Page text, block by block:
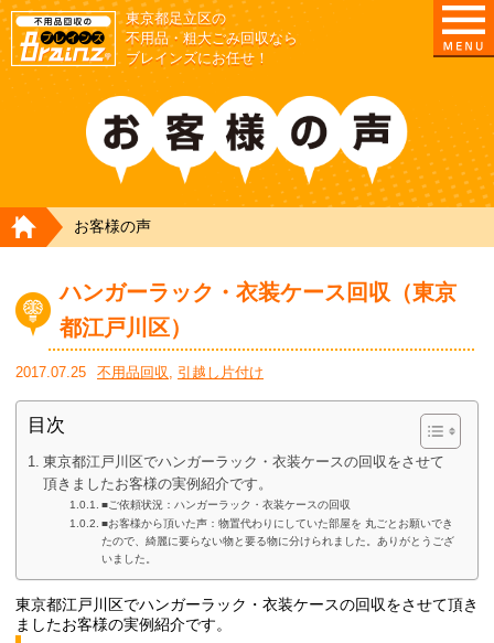
東京都足立区の
不用品・粗大ごみ回収なら
ブレインズにお任せ！
HOME
お客様の声
ハンガーラック・衣装ケース回収（東京
都江戸川区）
2017.07.25 不用品回収, 引越し片付け
目次
東京都江戸川区でハンガーラック・衣装ケースの回収をさせて
頂きましたお客様の実例紹介です。
■ご依頼状況：ハンガーラック・衣装ケースの回収
■お客様から頂いた声：物置代わりにしていた部屋を 丸ごとお願いでき
たので、綺麗に要らない物と要る物に分けられました。ありがとうござ
いました。
東京都江戸川区でハンガーラック・衣装ケースの回収をさせて頂き
ましたお客様の実例紹介です。